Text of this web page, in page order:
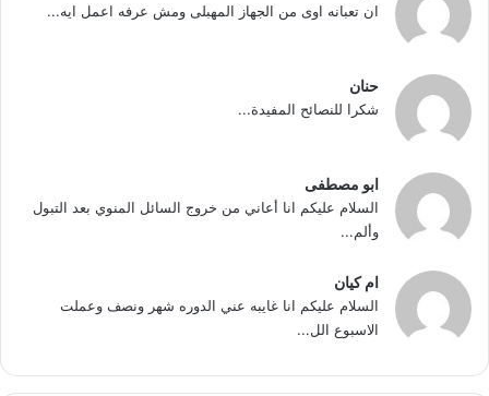
ان تعبانه اوى من الجهاز المهبلى ومش عرفه اعمل ايه...
حنان
شكرا للنصائح المفيدة...
ابو مصطفى
السلام عليكم انا أعاني من خروج السائل المنوي بعد التبول
وألم...
ام كيان
السلام عليكم انا غايبه عني الدوره شهر ونصف وعملت
الاسبوع الل...